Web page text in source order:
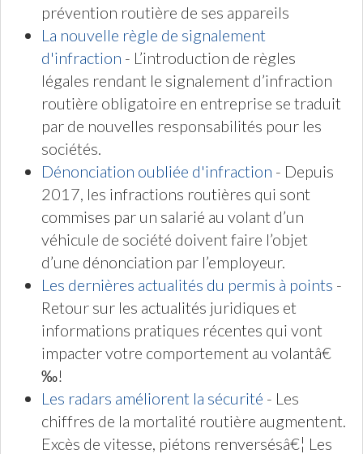
prévention routière de ses appareils
La nouvelle règle de signalement
d'infraction - L’introduction de règles
légales rendant le signalement d’infraction
routière obligatoire en entreprise se traduit
par de nouvelles responsabilités pour les
sociétés.
Dénonciation oubliée d'infraction - Depuis
2017, les infractions routières qui sont
commises par un salarié au volant d’un
véhicule de société doivent faire l’objet
d’une dénonciation par l’employeur.
Les dernières actualités du permis à points -
Retour sur les actualités juridiques et
informations pratiques récentes qui vont
impacter votre comportement au volantâ€
‰!
Les radars améliorent la sécurité - Les
chiffres de la mortalité routière augmentent.
Excès de vitesse, piétons renversésâ€¦ Les